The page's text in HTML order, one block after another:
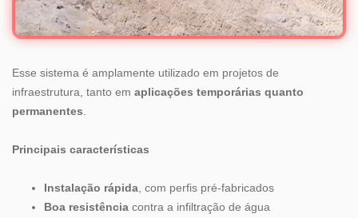
Esse sistema é amplamente utilizado em projetos de
infraestrutura, tanto em aplicações temporárias quanto
permanentes
Principais características
Instalação rápida , com perfis pré-fabricados
Boa resistência contra a infiltração de água